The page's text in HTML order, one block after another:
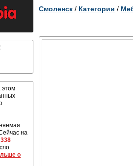
этом
на
о
Смоленск / Категории /